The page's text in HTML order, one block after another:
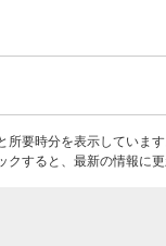
所要時分を表示しています
クすると、最新の情報に